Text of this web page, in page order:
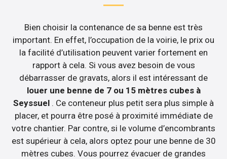
Bien choisir la contenance de sa benne est très
important. En effet, l’occupation de la voirie, le prix ou
la facilité d’utilisation peuvent varier fortement en
rapport à cela. Si vous avez besoin de vous
débarrasser de gravats, alors il est intéressant de
louer une benne de 7 ou 15 mètres cubes à
Seyssuel . Ce conteneur plus petit sera plus simple à
placer, et pourra être posé à proximité immédiate de
votre chantier. Par contre, si le volume d’encombrants
est supérieur à cela, alors optez pour une benne de 30
mètres cubes. Vous pourrez évacuer de grandes